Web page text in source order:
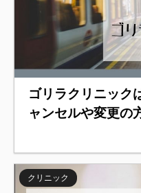
ゴリラクリニック
ャンセルや変更の
クリニック